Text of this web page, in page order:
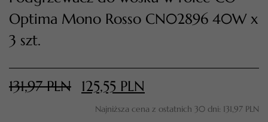
TWÓJ KOSZYK (0)
PRZEJDŹ DO KOSZYKA
Optima Mono Rosso CN02896 40W x
3 szt.
131,97PLN 125,55 PLN
Najniższa cena z ostatnich 30 dni: 131,97 PLN